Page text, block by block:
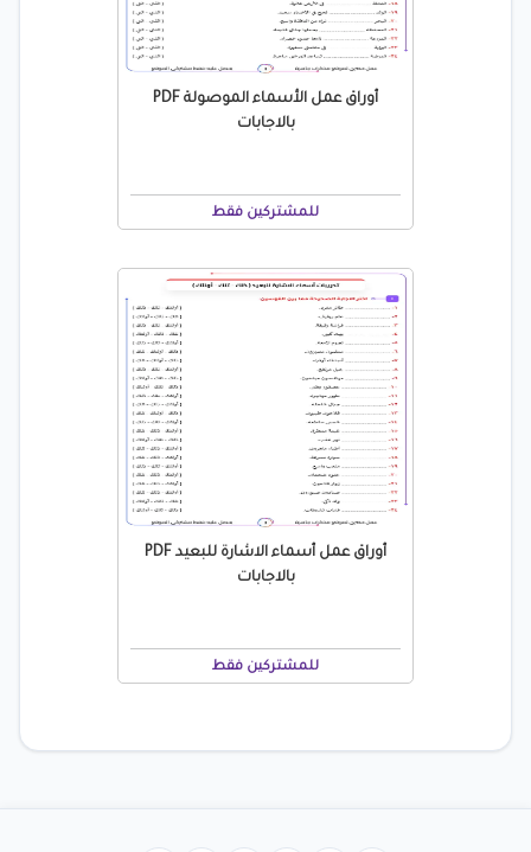
أوراق عمل الأسماء الموصولة PDF
بالاجابات
للمشتركين فقط
أوراق عمل أسماء الاشارة للبعيد PDF
بالاجابات
للمشتركين فقط